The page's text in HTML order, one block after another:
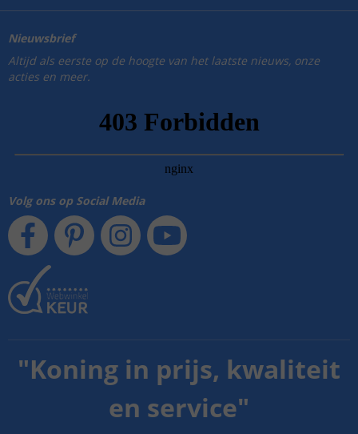
Nieuwsbrief
Altijd als eerste op de hoogte van het laatste nieuws, onze
acties en meer.
Volg ons op Social Media
"Koning in prijs, kwaliteit
en service"